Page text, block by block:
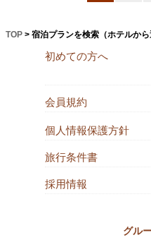
TOP > 宿泊プランを検索（ホテルから
初めての方へ
会員規約
個人情報保護方針
旅行条件書
採用情報
グル